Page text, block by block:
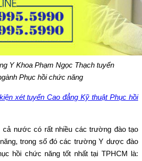
Y Khoa Phạm Ngọc Thạch tuyển
Phục hồi chức năng
xét tuyển Cao đẳng Kỹ thuật Phục hồi
nước có rất nhiều các trường đào tạo
trong số đó các trường Y dược đào
hồi chức năng tốt nhất tại TPHCM là: